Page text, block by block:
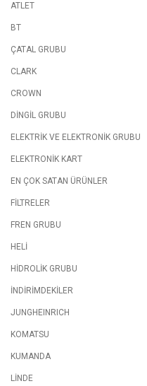
ATLET
BT
ÇATAL GRUBU
CLARK
CROWN
DİNGİL GRUBU
ELEKTRİK VE ELEKTRONİK GRUBU
ELEKTRONİK KART
EN ÇOK SATAN ÜRÜNLER
FİLTRELER
FREN GRUBU
HELİ
HİDROLİK GRUBU
İNDİRİMDEKİLER
JUNGHEINRICH
KOMATSU
KUMANDA
LİNDE